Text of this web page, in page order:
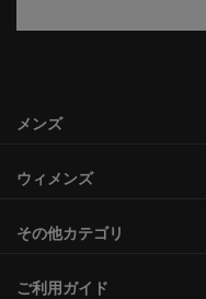
メンズ
ウィメンズ
その他カテゴリ
ご利用ガイド